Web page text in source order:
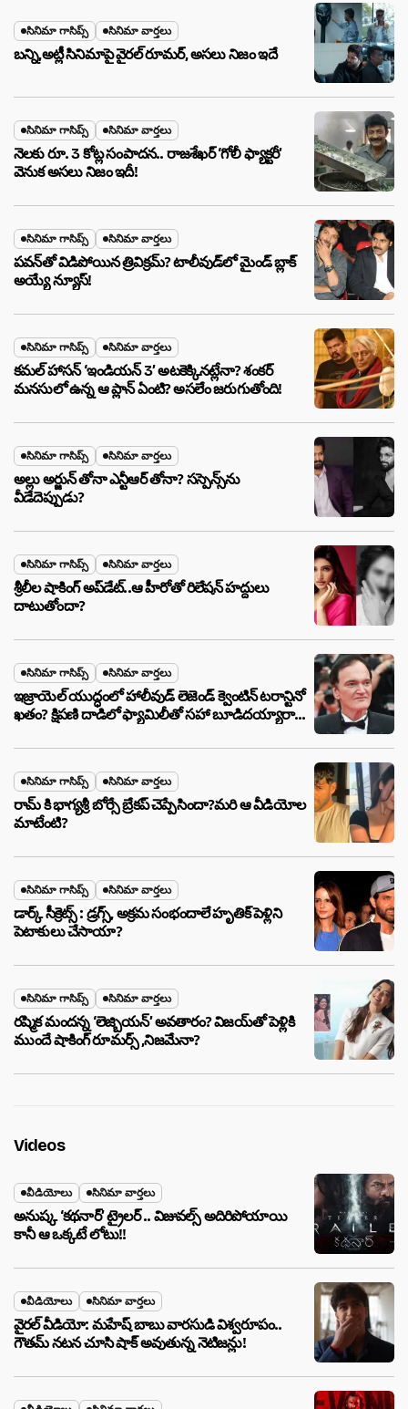
సినిమా గాసిప్స్ సినిమా వార్తలు
బన్ని,అట్లీ సినిమాపై వైరల్ రూమర్, అసలు నిజం ఇదే
సినిమా గాసిప్స్ సినిమా వార్తలు
నెలకు రూ. 3 కోట్ల సంపాదన.. రాజశేఖర్ ‘గోలీ ఫ్యాక్టరీ’
వెనుక అసలు నిజం ఇదీ!
సినిమా గాసిప్స్ సినిమా వార్తలు
పవన్‌తో విడిపోయిన త్రివిక్రమ్? టాలీవుడ్‌లో మైండ్ బ్లాక్
అయ్యే న్యూస్!
సినిమా గాసిప్స్ సినిమా వార్తలు
కమల్ హాసన్ ‘ఇండియన్ 3’ అటకెక్కినట్లేనా? శంకర్
మనసులో ఉన్న ఆ ప్లాన్ ఏంటి? అసలేం జరుగుతోంది!
సినిమా గాసిప్స్ సినిమా వార్తలు
అల్లు అర్జున్ తోనా ఎన్టీఆర్ తోనా? సస్పెన్స్‌ను
వీడేదెప్పుడు?
సినిమా గాసిప్స్ సినిమా వార్తలు
శ్రీలీల షాకింగ్ అప్‌డేట్..ఆ హీరోతో రిలేషన్ హద్దులు
దాటుతోందా?
సినిమా గాసిప్స్ సినిమా వార్తలు
ఇజ్రాయెల్ యుద్ధంలో హాలీవుడ్ లెజెండ్ క్వెంటిన్ టరాన్టినో
ఖతం? క్షిపణి దాడిలో ఫ్యామిలీతో సహా బూడిదయ్యారా?
సినిమా గాసిప్స్ సినిమా వార్తలు
రామ్ కి భాగ్యశ్రీ బోర్సే బ్రేకప్ చెప్పేసిందా?మరి ఆ వీడియోల
మాటేంటి?
సినిమా గాసిప్స్ సినిమా వార్తలు
డార్క్ సీక్రెట్స్ : డ్రగ్స్, అక్రమ సంభందాలే హృతిక్ పెళ్లిని
పెటాకులు చేసాయా?
సినిమా గాసిప్స్ సినిమా వార్తలు
రష్మిక మందన్న ‘లెజ్బియన్’ అవతారం? విజయ్‌తో పెళ్లికి
ముందే షాకింగ్ రూమర్స్ ,నిజమేనా?
Videos
వీడియోలు సినిమా వార్తలు
అనుష్క ‘కథనార్’ ట్రైలర్ .. విజువల్స్ అదిరిపోయాయి
కానీ ఆ ఒక్కటే లోటు!!
వీడియోలు సినిమా వార్తలు
వైరల్ వీడియో: మహేష్ బాబు వారసుడి విశ్వరూపం..
గౌతమ్ నటన చూసి షాక్ అవుతున్న నెటిజన్లు!